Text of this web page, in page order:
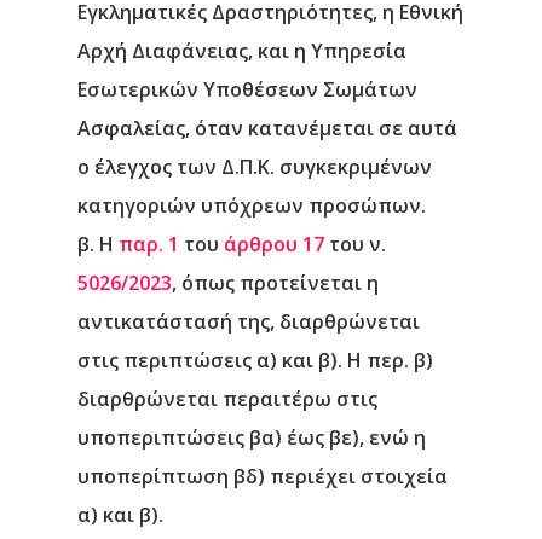
Εγκληματικές Δραστηριότητες, η Εθνική
Αρχή Διαφάνειας, και η Υπηρεσία
Εσωτερικών Υποθέσεων Σωμάτων
Ασφαλείας, όταν κατανέμεται σε αυτά
ο έλεγχος των Δ.Π.Κ. συγκεκριμένων
κατηγοριών υπόχρεων προσώπων.
β. Η παρ. 1 του άρθρου 17 του ν.
5026/2023, όπως προτείνεται η
αντικατάστασή της, διαρθρώνεται
στις περιπτώσεις α) και β). Η περ. β)
διαρθρώνεται περαιτέρω στις
υποπεριπτώσεις βα) έως βε), ενώ η
υποπερίπτωση βδ) περιέχει στοιχεία
α) και β).